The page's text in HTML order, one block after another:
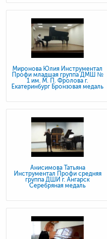
Миронова Юлия Инструментал
Профи младшая группа ДМШ №
1 им. М. П. Фролова г.
Екатеринбург Бронзовая медаль
Анисимова Татьяна
Инструментал Профи средняя
группа ДШИ г. Ангарск
Серебряная медаль